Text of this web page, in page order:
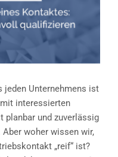
jeden Unternehmens ist
interessierten
planbar und zuverlässig
woher wissen wir,
„reif“ ist?